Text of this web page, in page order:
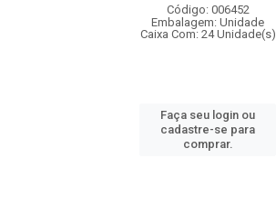
Código: 006452
Embalagem: Unidade
Caixa Com: 24 Unidade(s)
Faça seu login ou
cadastre-se para
comprar.